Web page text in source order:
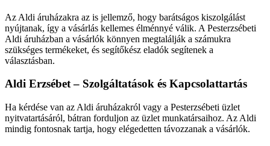
Az Aldi áruházakra az is jellemző, hogy barátságos kiszolgálást
nyújtanak, így a vásárlás kellemes élménnyé válik. A Pesterzsébeti
Aldi áruházban a vásárlók könnyen megtalálják a számukra
szükséges termékeket, és segítőkész eladók segítenek a
választásban.
Aldi Erzsébet – Szolgáltatások és Kapcsolattartás
Ha kérdése van az Aldi áruházakról vagy a Pesterzsébeti üzlet
nyitvatartásáról, bátran forduljon az üzlet munkatársaihoz. Az Aldi
mindig fontosnak tartja, hogy elégedetten távozzanak a vásárlók.